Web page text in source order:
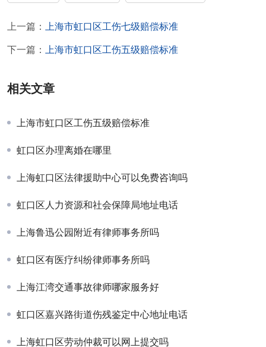
上一篇：
上海市虹口区工伤七级赔偿标准
下一篇：
上海市虹口区工伤五级赔偿标准
相关文章
上海市虹口区工伤五级赔偿标准
虹口区办理离婚在哪里
上海虹口区法律援助中心可以免费咨询吗
虹口区人力资源和社会保障局地址电话
上海鲁迅公园附近有律师事务所吗
虹口区有医疗纠纷律师事务所吗
上海江湾交通事故律师哪家服务好
虹口区嘉兴路街道伤残鉴定中心地址电话
上海虹口区劳动仲裁可以网上提交吗